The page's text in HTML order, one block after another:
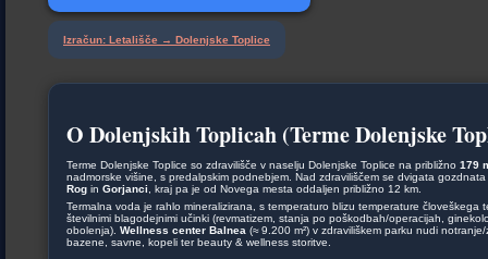
Izračun: Letališče → Dolenjske Toplice
O Dolenjskih Toplicah (Terme Dolenjske
Terme Dolenjske Toplice so zdravilišče v naselju Dolenjske Toplice na približno 179
nadmorske višine, s predalpskim podnebjem. Nad zdraviliščem se dvigata gozdnata
Rog in Gorjanci , kraj pa je od Novega mesta oddaljen približno 12 km.
Termalna voda je rahlo mineralizirana, s temperaturo blizu temperature človeškega
številnimi blagodejnimi učinki (revmatizem, stanja po poškodbah/operacijah,
obolenja). Wellness center Balnea (≈ 9.200 m²) v zdraviliškem parku nudi
bazene, savne, kopeli ter beauty & wellness storitve.